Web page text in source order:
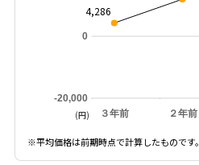
３年前 ２年前
-20,000
0
4,286
(円)
※平均価格は前期時点で計算したものです。